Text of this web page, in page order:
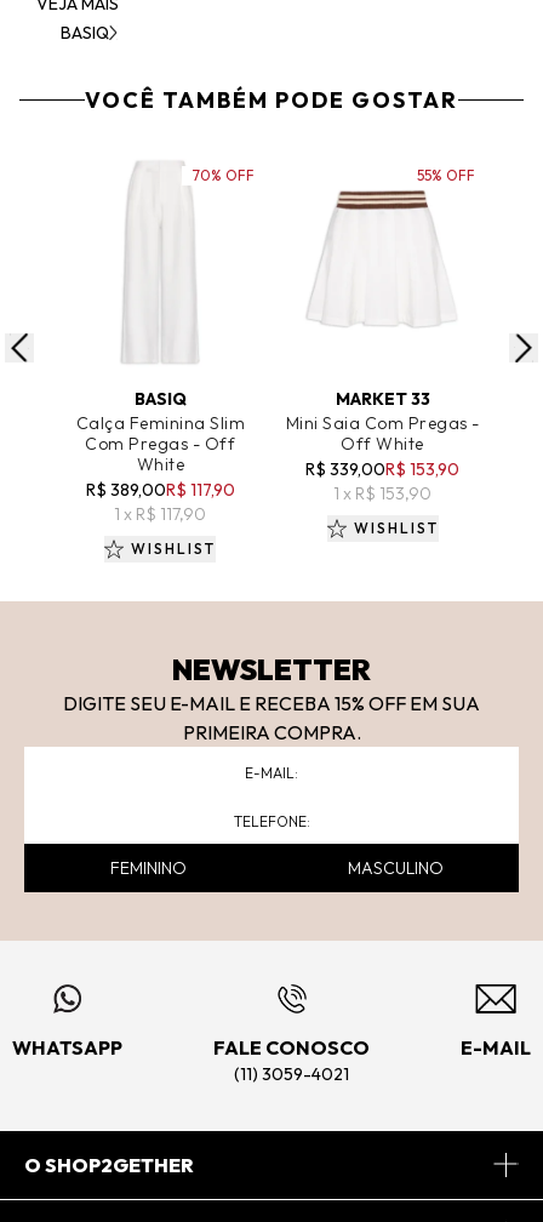
BASIQ
VOCÊ TAMBÉM PODE GOSTAR
ADICIONAR AO CARRINHO
BASIQ
Calça Feminina Slim
Com Pregas - Off
White
R$ 389,00R$ 117,90
1 x R$ 117,90
70% OFF
WISHLIST
MARKET 33
Mini Saia Com Pregas -
Off White
R$ 339,00R$ 153,90
1 x R$ 153,90
55% OFF
WISHLIST
NEWSLETTER
DIGITE SEU E-MAIL E RECEBA 15% OFF EM SUA
PRIMEIRA COMPRA.
FEMININO MASCULINO
WHATSAPP FALE CONOSCO
(11) 3059-4021
E-MAIL
O SHOP2GETHER